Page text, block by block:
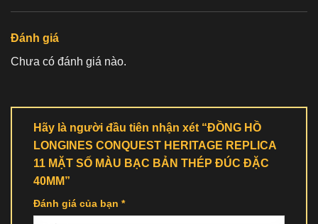
Đánh giá
Chưa có đánh giá nào.
Hãy là người đầu tiên nhận xét “ĐỒNG HỒ
LONGINES CONQUEST HERITAGE REPLICA
11 MẶT SỐ MÀU BẠC BẢN THÉP ĐÚC ĐẶC
40MM”
Đánh giá của bạn *